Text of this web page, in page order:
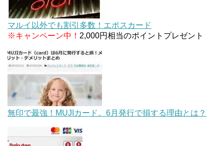
マルイ以外でも割引多数！エポスカード
※キャンペーン中！ 2,000円相当のポイントプレゼント
無印で最強！MUJIカード。6月発行で損する理由とは？